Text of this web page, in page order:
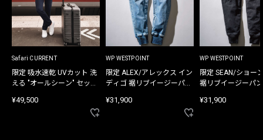
Safari CURRENT
限定 吸水速乾 UVカット 洗
える "オールシーン" セット
¥49,500
WP WESTPOINT
限定 ALEX/アレックス イン
ディゴ 裾リブイージーパン
¥31,900
WP WESTPOINT
限定 SEAN/ショー
裾リブイージーパ
¥31,900